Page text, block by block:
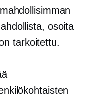
osoita
tarkoitettu.